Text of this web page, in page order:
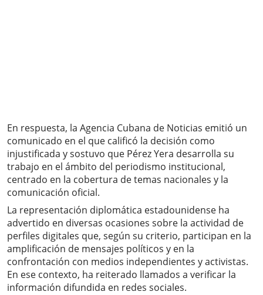
En respuesta, la Agencia Cubana de Noticias emitió un
comunicado en el que calificó la decisión como
injustificada y sostuvo que Pérez Yera desarrolla su
trabajo en el ámbito del periodismo institucional,
centrado en la cobertura de temas nacionales y la
comunicación oficial.
La representación diplomática estadounidense ha
advertido en diversas ocasiones sobre la actividad de
perfiles digitales que, según su criterio, participan en la
amplificación de mensajes políticos y en la
confrontación con medios independientes y activistas.
En ese contexto, ha reiterado llamados a verificar la
información difundida en redes sociales.